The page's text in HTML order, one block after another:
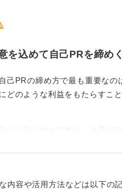
を込めて自己PRを締め
己PRの締め方で最も重要なの
どのような利益をもたらすこ
心に語りがちですが、企業が知
て伝えることを心掛けてくださ
内容や活用方法などは以下の